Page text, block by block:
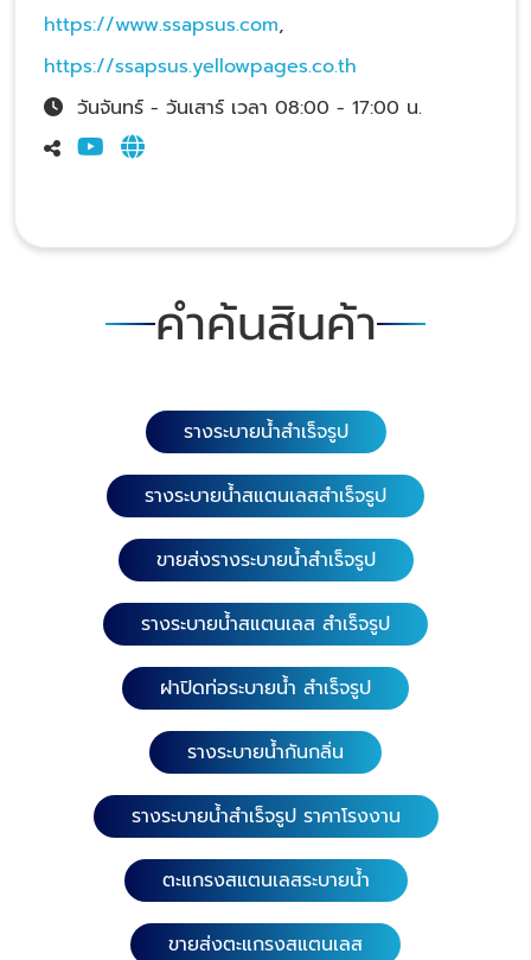
https://www.ssapsus.com,
https://ssapsus.yellowpages.co.th
วันจันทร์ - วันเสาร์ เวลา 08:00 - 17:00 น.
คำค้นสินค้า
รางระบายน้ำสำเร็จรูป
รางระบายน้ำสแตนเลสสำเร็จรูป
ขายส่งรางระบายน้ำสำเร็จรูป
รางระบายน้ำสแตนเลส สำเร็จรูป
ฝาปิดท่อระบายน้ำ สำเร็จรูป
รางระบายน้ำกันกลิ่น
รางระบายน้ำสำเร็จรูป ราคาโรงงาน
ตะแกรงสแตนเลสระบายน้ำ
ขายส่งตะแกรงสแตนเลส